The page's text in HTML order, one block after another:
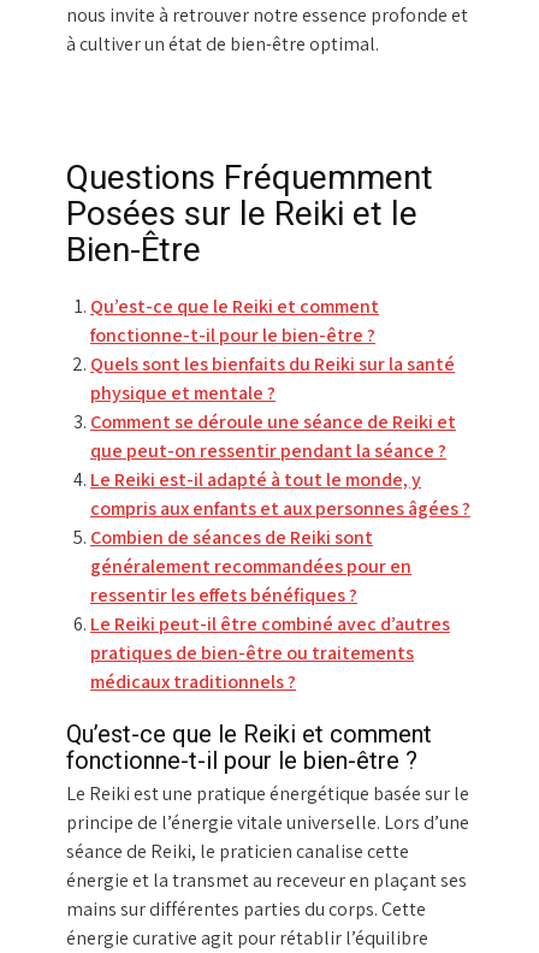
nous invite à retrouver notre essence profonde et
à cultiver un état de bien-être optimal.
Questions Fréquemment
Posées sur le Reiki et le
Bien-Être
Qu’est-ce que le Reiki et comment
fonctionne-t-il pour le bien-être ?
Quels sont les bienfaits du Reiki sur la santé
physique et mentale ?
Comment se déroule une séance de Reiki et
que peut-on ressentir pendant la séance ?
Le Reiki est-il adapté à tout le monde, y
compris aux enfants et aux personnes âgées ?
Combien de séances de Reiki sont
généralement recommandées pour en
ressentir les effets bénéfiques ?
Le Reiki peut-il être combiné avec d’autres
pratiques de bien-être ou traitements
médicaux traditionnels ?
Qu’est-ce que le Reiki et comment
fonctionne-t-il pour le bien-être ?
Le Reiki est une pratique énergétique basée sur le
principe de l’énergie vitale universelle. Lors d’une
séance de Reiki, le praticien canalise cette
énergie et la transmet au receveur en plaçant ses
mains sur différentes parties du corps. Cette
énergie curative agit pour rétablir l’équilibre